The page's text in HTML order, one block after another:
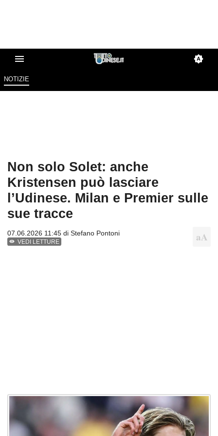
NOTIZIE
Non solo Solet: anche
Kristensen può lasciare
l’Udinese. Milan e Premier sulle
sue tracce
07.06.2026 11:45 di Stefano Pontoni
VEDI LETTURE